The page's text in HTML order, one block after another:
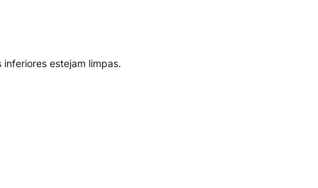
estejam limpas.